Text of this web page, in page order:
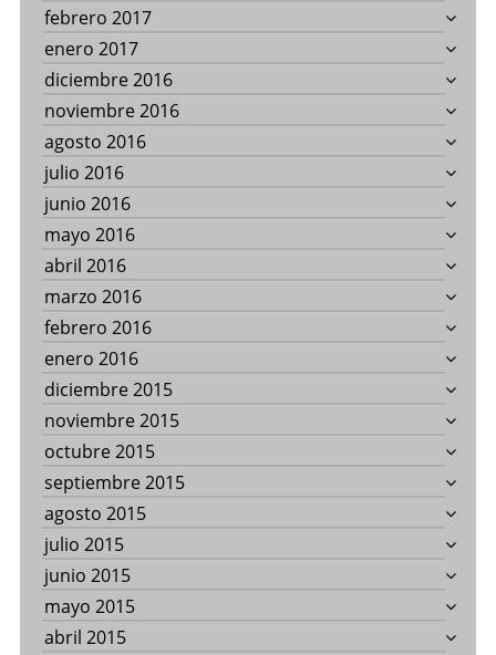
febrero 2017
enero 2017
diciembre 2016
noviembre 2016
agosto 2016
julio 2016
junio 2016
mayo 2016
abril 2016
marzo 2016
febrero 2016
enero 2016
diciembre 2015
noviembre 2015
octubre 2015
septiembre 2015
agosto 2015
julio 2015
junio 2015
mayo 2015
abril 2015